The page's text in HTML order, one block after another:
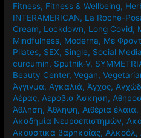
Fitness, Fitness & Wellbeing,
INTERAMERICAN, La Roche-
Cream, Lockdown, Long Covid,
Mindfulness, Moderna, Mε
Pilates, SEX, Single, Social Media
curcumin, Sputnik-V,
Beauty Center,Vegan,
Άγγιγμα, Αγκαλιά, Άγχος,
Αέρας, Αερόβια Άσκηση,
Άθληση, Άθληψη, Αιθέρια έλαια,
Ακαδημία Νευροεπιστημών,
Ακουστικά βαρηκοΐας, Αλκοόλ,